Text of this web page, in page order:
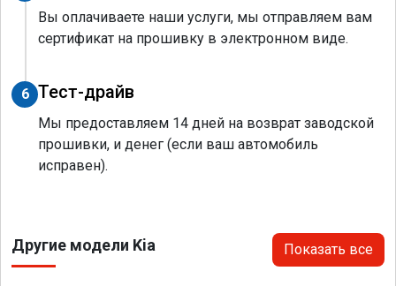
Вы оплачиваете наши услуги, мы отправляем вам
сертификат на прошивку в электронном виде.
6 Тест-драйв
Мы предоставляем 14 дней на возврат заводской
прошивки, и денег (если ваш автомобиль
исправен).
Другие модели Kia Показать все